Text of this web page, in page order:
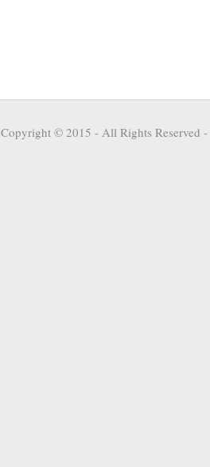
Copyright © 2015 - All Rights Reserved -